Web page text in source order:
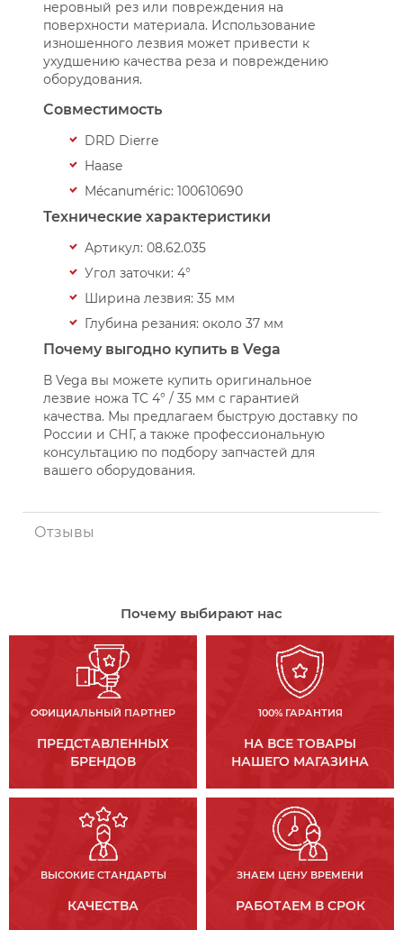
неровный рез или повреждения на
поверхности материала. Использование
изношенного лезвия может привести к
ухудшению качества реза и повреждению
оборудования.
Совместимость
DRD Dierre
Haase
Mécanuméric: 100610690
Технические характеристики
Артикул: 08.62.035
Угол заточки: 4°
Ширина лезвия: 35 мм
Глубина резания: около 37 мм
Почему выгодно купить в Vega
В Vega вы можете купить оригинальное
лезвие ножа TC 4° / 35 мм с гарантией
качества. Мы предлагаем быструю доставку по
России и СНГ, а также профессиональную
консультацию по подбору запчастей для
вашего оборудования.
Отзывы
Почему выбирают нас
ОФИЦИАЛЬНЫЙ ПАРТНЕР
ПРЕДСТАВЛЕННЫХ
БРЕНДОВ
100% ГАРАНТИЯ
НА ВСЕ ТОВАРЫ
НАШЕГО МАГАЗИНА
ВЫСОКИЕ СТАНДАРТЫ
КАЧЕСТВА
ЗНАЕМ ЦЕНУ ВРЕМЕНИ
РАБОТАЕМ В СРОК